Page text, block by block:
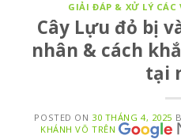
GIẢI ĐÁP & XỬ LÝ CÁC
Cây Lựu đỏ bị
nhân & cách
tại
POSTED ON 30 THÁNG 4, 2025
KHÁNH VÕ TRÊN